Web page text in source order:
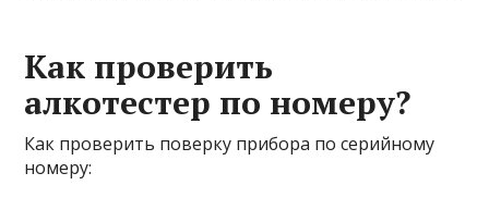
Как проверить
алкотестер по номеру?
Как проверить поверку прибора по серийному
номеру: